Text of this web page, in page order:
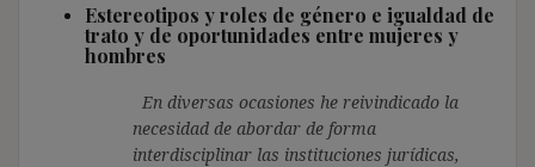
Estereotipos y roles de género e igualdad de
trato y de oportunidades entre mujeres y
hombres
En diversas ocasiones he reivindicado la
necesidad de abordar de forma
interdisciplinar las instituciones jurídicas,